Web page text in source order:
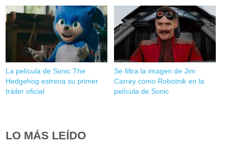
La película de Sonic The
Hedgehog estrena su primer
tráiler oficial
Se filtra la imagen de Jim
Carrey como Robotnik en la
película de Sonic
LO MÁS LEÍDO